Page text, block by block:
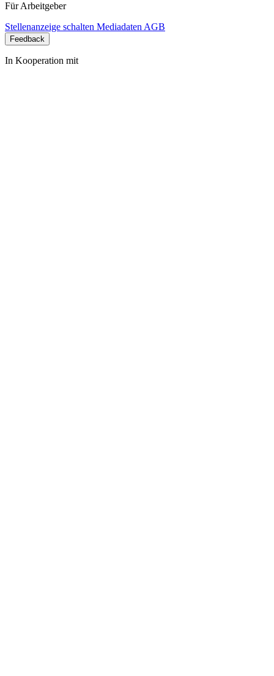
Für Arbeitgeber
Stellenanzeige schalten Mediadaten AGB
Feedback
In Kooperation mit